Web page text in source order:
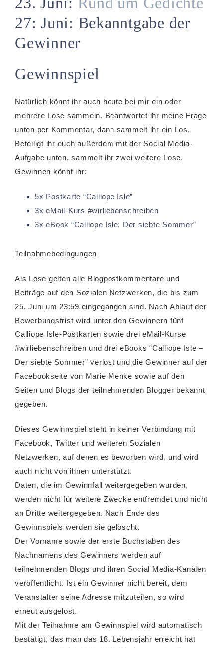
27: Juni: Bekanntgabe der
Gewinner
Gewinnspiel
Natürlich könnt ihr auch heute bei mir ein oder
mehrere Lose sammeln. Beantwortet ihr meine Frage
unten per Kommentar, dann sammelt ihr ein Los.
Beteiligt ihr euch außerdem mit der Social Media-
Aufgabe unten, sammelt ihr zwei weitere Lose.
Gewinnen könnt ihr:
5x Postkarte “Calliope Isle”
3x eMail-Kurs #wirliebenschreiben
3x eBook “Calliope Isle: Der siebte Sommer”
Teilnahmebedingungen
Als Lose gelten alle Blogpostkommentare und
Beiträge auf den Sozialen Netzwerken, die bis zum
25. Juni um 23:59 eingegangen sind. Nach Ablauf der
Bewerbungsfrist wird unter den Gewinnern fünf
Calliope Isle-Postkarten sowie drei eMail-Kurse
‪#‎wirliebenschreiben‬ und drei eBooks “Calliope Isle –
Der siebte Sommer” verlost und die Gewinner auf der
Facebookseite von Marie Menke sowie auf den
Seiten und Blogs der teilnehmenden Blogger bekannt
gegeben.
Dieses Gewinnspiel steht in keiner Verbindung mit
Facebook, Twitter und weiteren Sozialen
Netzwerken, auf denen es beworben wird, und wird
auch nicht von ihnen unterstützt.
Daten, die im Gewinnfall weitergegeben wurden,
werden nicht für weitere Zwecke entfremdet und nicht
an Dritte weitergegeben. Nach Ende des
Gewinnspiels werden sie gelöscht.
Der Vorname sowie der erste Buchstaben des
Nachnamens des Gewinners werden auf
teilnehmenden Blogs und ihren Social Media-Kanälen
veröffentlicht. Ist ein Gewinner nicht bereit, dem
Veranstalter seine Adresse mitzuteilen, so wird
erneut ausgelost.
Mit der Teilnahme am Gewinnspiel wird automatisch
bestätigt, das man das 18. Lebensjahr erreicht hat